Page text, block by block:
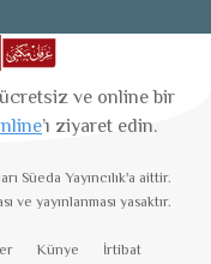
ve online bir
’ı ziyaret edin.
Süeda Yayıncılık'a aittir.
ve yayınlanması yasaktır.
Künye İrtibat